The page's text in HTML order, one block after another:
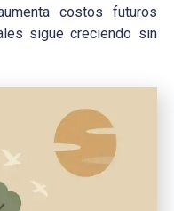
costos futuros
sigue creciendo sin